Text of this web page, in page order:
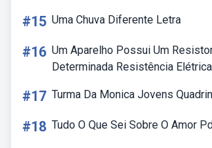
#15 Uma Chuva Diferente Letra
#16 Um Aparelho Possui Um
Determinada Resistência Elétrica
#17 Turma Da Monica Jovens
#18 Tudo O Que Sei Sobre O Amor